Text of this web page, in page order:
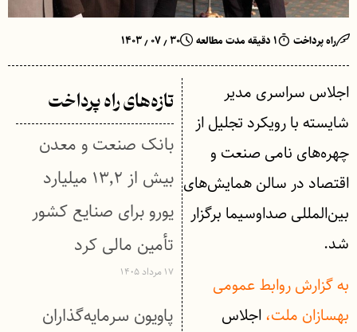
راه پرداخت ۱ دقیقه مدت مطالعه ۳۰ ٫ ۰۷ ٫ ۱۴۰۳
اجلاس سراسری مدیر
شایسته با رویکرد تجلیل از
چهره‌های نامی صنعت و
اقتصاد در سالن همایش‌های
بین‌المللی صداوسیما برگزار
شد.
به گزارش روابط عمومی
بهسازان ملت،اجلاس
تازه‌های راه پرداخت
بانک صنعت و معدن
بیش از ۱۳٬۲ میلیارد
یورو برای صنایع کشور
تأمین مالی کرد
۱۷ مرداد ۱۴۰۵
پاویون سرمایه‌گذاران